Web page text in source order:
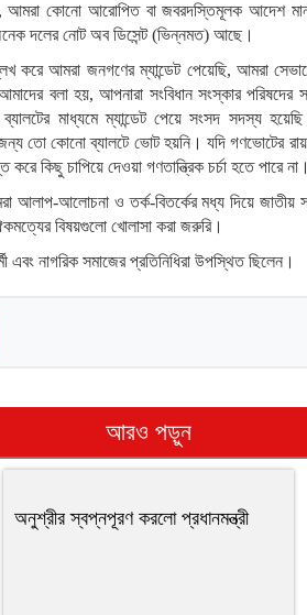
আমরা কোনো আরোপিত বা জবরদস্তিমূলক আদেশ
দলের নোট অব ডিসেন্ট (ভিন্নমত) আছে।
করে আমরা জনগণের ম্যান্ডেট পেয়েছি, আমরা
বলা হয়, আপনারা সংবিধান সংস্কার
মাধ্যমে ম্যান্ডেট পেয়ে সংসদ সদস্য
জন্য তো কোনো ব্যালটে ভোট হয়নি। যদি গণভোটের
চাপিয়ে দেওয়া গণতান্ত্রিক চর্চা হতে পারে না।
আলাপ-আলোচনা ও তর্ক-বিতর্কের মধ্য দিয়ে
বিষয়গুলো খোলাসা করা জরুরি।
এবং নাগরিক সমাজের প্রতিনিধিরা উপস্থিত ছিলেন।
আরও পড়ুন
অনুশ্রীর স্বপ্নপূরণ করলো প্রধানমন্ত্রী